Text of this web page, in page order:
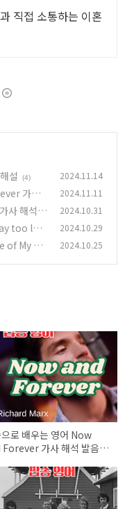
직접 소통하는 이혼
설
(4) 2024.11.14
가사
2024.11.11
사 해석
2024.10.31
too lon
2024.10.29
of My Lif
2024.10.25
로 배우는 영어 Now
가사 해석 발음 원